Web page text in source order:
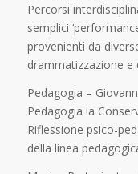
Percorsi
semplici
provenienti da
drammatizzazione e
Pedagogia –
Pedagogia la
Riflessione psico-
della linea